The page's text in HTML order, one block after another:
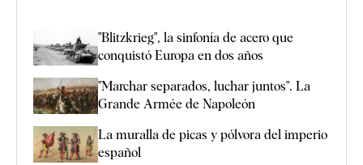
"Blitzkrieg", la sinfonía de acero que
conquistó Europa en dos años
"Marchar separados, luchar juntos". La
Grande Armée de Napoleón
La muralla de picas y pólvora del imperio
español